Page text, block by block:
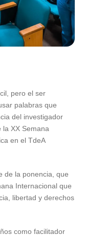
pero el ser
palabras que
del investigador
la XX Semana
en el TdeA
de la ponencia, que
Internacional que
libertad y derechos
como facilitador